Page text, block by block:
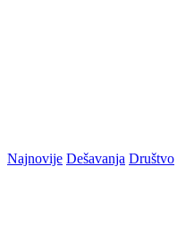
Najnovije Dešavanja Društvo